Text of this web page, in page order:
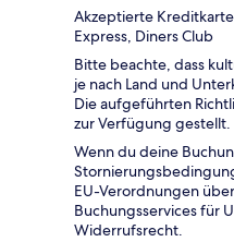
Akzeptierte
Express, Diners Club
Bitte beachte, dass
je nach Land und
Die aufgeführten
zur Verfügung gestellt.
Wenn du deine
EU-Verordnungen
Buchungsservices für
Widerrufsrecht.